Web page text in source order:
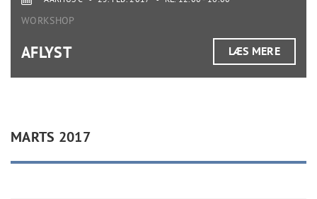
WORKSHOP
AFLYST LÆS MERE
MARTS 2017